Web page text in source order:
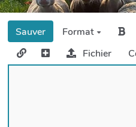
Sauver
Format
Fichier